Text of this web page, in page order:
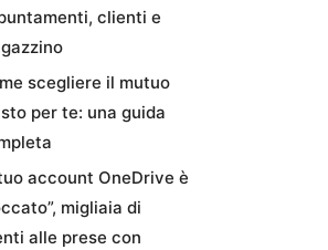
clienti e
scegliere il mutuo
per te: una guida
account OneDrive è
migliaia di
alle prese con